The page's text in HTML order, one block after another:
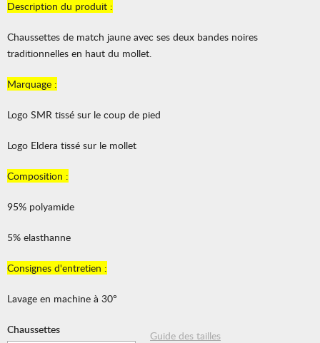
Description du produit :
Chaussettes de match jaune avec ses deux bandes noires
traditionnelles en haut du mollet.
Marquage :
Logo SMR tissé sur le coup de pied
Logo Eldera tissé sur le mollet
Composition :
95% polyamide
5% elasthanne
Consignes d'entretien :
Lavage en machine à 30°
Chaussettes
Guide des tailles